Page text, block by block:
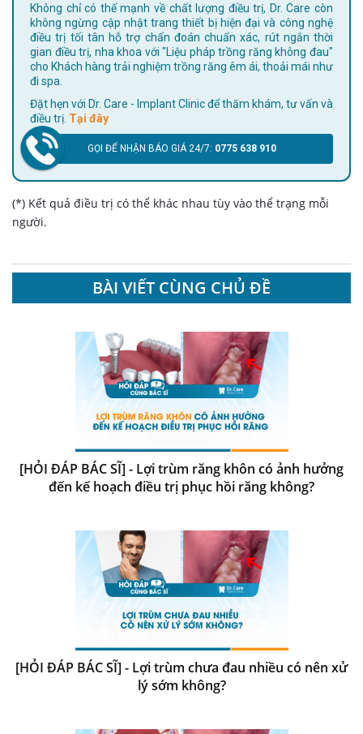
Không chỉ có thế mạnh về chất lượng điều trị, Dr. Care còn
không ngừng cập nhật trang thiết bị hiện đại và công nghệ
điều trị tối tân hỗ trợ chẩn đoán chuẩn xác, rút ngắn thời
gian điều trị, nha khoa với "Liệu pháp trồng răng không đau"
cho Khách hàng trải nghiệm trồng răng êm ái, thoải mái như
đi spa.
Đặt hẹn với Dr. Care - Implant Clinic để thăm khám, tư vấn và
điều trị. Tại đây
GỌI ĐỂ NHẬN BÁO GIÁ 24/7: 0775 638 910
(*) Kết quả điều trị có thể khác nhau tùy vào thể trạng mỗi
người.
BÀI VIẾT CÙNG CHỦ ĐỀ
[HỎI ĐÁP BÁC SĨ] - Lợi trùm răng khôn có ảnh hưởng
đến kế hoạch điều trị phục hồi răng không?
[HỎI ĐÁP BÁC SĨ] - Lợi trùm chưa đau nhiều có nên xử
lý sớm không?